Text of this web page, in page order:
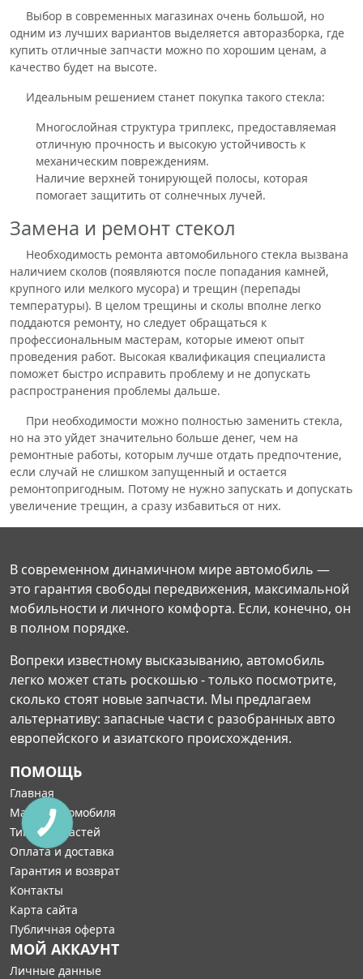
Выбор в современных магазинах очень большой, но
одним из лучших вариантов выделяется авторазборка, где
купить отличные запчасти можно по хорошим ценам, а
качество будет на высоте.
Идеальным решением станет покупка такого стекла:
Многослойная структура триплекс, предоставляемая
отличную прочность и высокую устойчивость к
механическим повреждениям.
Наличие верхней тонирующей полосы, которая
помогает защитить от солнечных лучей.
Замена и ремонт стекол
Необходимость ремонта автомобильного стекла вызвана
наличием сколов (появляются после попадания камней,
крупного или мелкого мусора) и трещин (перепады
температуры). В целом трещины и сколы вполне легко
поддаются ремонту, но следует обращаться к
профессиональным мастерам, которые имеют опыт
проведения работ. Высокая квалификация специалиста
поможет быстро исправить проблему и не допускать
распространения проблемы дальше.
При необходимости можно полностью заменить стекла,
но на это уйдет значительно больше денег, чем на
ремонтные работы, которым лучше отдать предпочтение,
если случай не слишком запущенный и остается
ремонтопригодным. Потому не нужно запускать и допускать
увеличение трещин, а сразу избавиться от них.
В современном динамичном мире автомобиль —
это гарантия свободы передвижения, максимальной
мобильности и личного комфорта. Если, конечно, он
в полном порядке.
Вопреки известному высказыванию, автомобиль
легко может стать роскошью - только посмотрите,
сколько стоят новые запчасти. Мы предлагаем
альтернативу: запасные части с разобранных авто
европейского и азиатского происхождения.
ПОМОЩЬ
Главная
Марка автомобиля
Типы запчастей
Оплата и доставка
Гарантия и возврат
Контакты
Карта сайта
Публичная оферта
МОЙ АККАУНТ
Личные данные